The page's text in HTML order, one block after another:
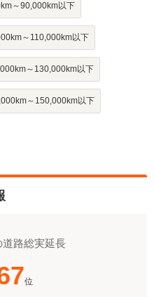
～90,000km以下
～110,000km以下
～130,000km以下
～150,000km以下
路総実延長
位